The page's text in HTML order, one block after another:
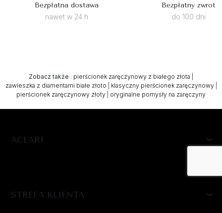
Bezpłatna dostawa
nawet w 24 h
Bezpłatny zwrot
do 100 dni
Zobacz także : pierścionek zaręczynowy z białego złota
zawieszka z diamentami białe złoto
klasyczny pierścionek zaręczynowy|
pierścionek zaręczynowy złoty
oryginalne pomysły na zaręczyny
ACLARI
STREFA KLIENTA